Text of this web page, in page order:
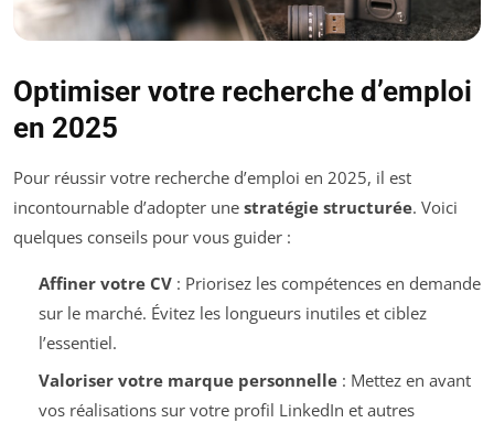
Optimiser votre recherche d’emploi
en 2025
Pour réussir votre recherche d’emploi en 2025, il est
incontournable d’adopter une stratégie structurée. Voici
quelques conseils pour vous guider :
Affiner votre CV: Priorisez les compétences en demande
sur le marché. Évitez les longueurs inutiles et ciblez
l’essentiel.
Valoriser votre marque personnelle: Mettez en avant
vos réalisations sur votre profil LinkedIn et autres